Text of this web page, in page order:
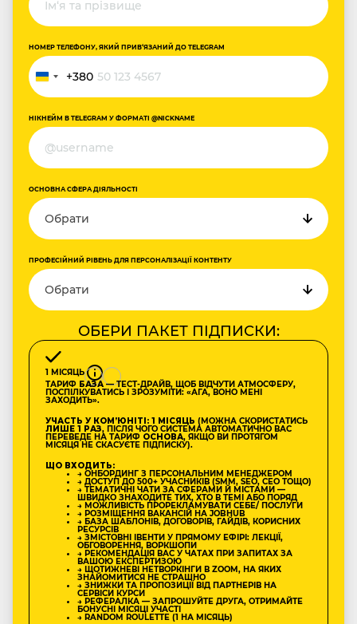
НОМЕР ТЕЛЕФОНУ, ЯКИЙ ПРИВ‘ЯЗАНИЙ ДО TELEGRAM
Україна
+380
+380
НІКНЕЙМ В TELEGRAM У ФОРМАТІ @NICKNAME
ОСНОВНА СФЕРА ДІЯЛЬНОСТІ
ПРОФЕСІЙНИЙ РІВЕНЬ ДЛЯ ПЕРСОНАЛІЗАЦІЇ КОНТЕНТУ
ОБЕРИ ПАКЕТ ПІДПИСКИ:
1 МІСЯЦЬ
ТАРИФ БАЗА— ТЕСТ-ДРАЙВ, ЩОБ ВІДЧУТИ АТМОСФЕРУ,
ПОСПІЛКУВАТИСЬ І ЗРОЗУМІТИ: «АГА, ВОНО МЕНІ
ЗАХОДИТЬ».
УЧАСТЬ У КОМʼЮНІТІ: 1 МІСЯЦЬ (МОЖНА СКОРИСТАТИСЬ
ЛИШЕ 1 РАЗ, ПІСЛЯ ЧОГО СИСТЕМА АВТОМАТИЧНО ВАС
ПЕРЕВЕДЕ НА ТАРИФ ОСНОВА, ЯКЩО ВИ ПРОТЯГОМ
МІСЯЦЯ НЕ СКАСУЄТЕ ПІДПИСКУ).
ЩО ВХОДИТЬ:
→ ОНБОРДИНГ З ПЕРСОНАЛЬНИМ МЕНЕДЖЕРОМ
→ ДОСТУП ДО 500+ УЧАСНИКІВ (SMM, SEO, CEO ТОЩО)
→ ТЕМАТИЧНІ ЧАТИ ЗА СФЕРАМИ Й МІСТАМИ —
ШВИДКО ЗНАХОДИТЕ ТИХ, ХТО В ТЕМІ АБО ПОРЯД
→ МОЖЛИВІСТЬ ПРОРЕКЛАМУВАТИ СЕБЕ/ ПОСЛУГИ
→ РОЗМІЩЕННЯ ВАКАНСІЙ НА JOBHUB
→ БАЗА ШАБЛОНІВ, ДОГОВОРІВ, ГАЙДІВ, КОРИСНИХ
РЕСУРСІВ
→ ЗМІСТОВНІ ІВЕНТИ У ПРЯМОМУ ЕФІРІ: ЛЕКЦІЇ,
ОБГОВОРЕННЯ, ВОРКШОПИ
→ РЕКОМЕНДАЦІЯ ВАС У ЧАТАХ ПРИ ЗАПИТАХ ЗА
ВАШОЮ ЕКСПЕРТИЗОЮ
→ ЩОТИЖНЕВІ НЕТВОРКІНГИ В ZOOM, НА ЯКИХ
ЗНАЙОМИТИСЯ НЕ СТРАШНО
→ ЗНИЖКИ ТА ПРОПОЗИЦІЇ ВІД ПАРТНЕРІВ НА
СЕРВІСИ КУРСИ
→ РЕФЕРАЛКА — ЗАПРОШУЙТЕ ДРУГА, ОТРИМАЙТЕ
БОНУСНІ МІСЯЦІ УЧАСТІ
→ RANDOM ROULETTE (1 НА МІСЯЦЬ)